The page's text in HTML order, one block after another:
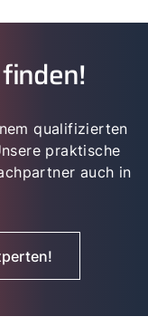
qualifizierten
praktische
auch in